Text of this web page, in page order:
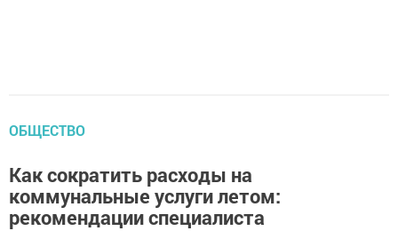
ОБЩЕСТВО
Как сократить расходы на
коммунальные услуги летом:
рекомендации специалиста